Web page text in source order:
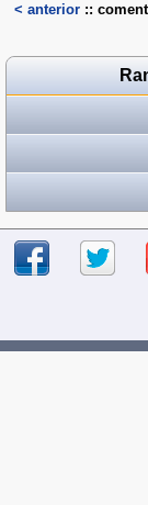
< anterior ::